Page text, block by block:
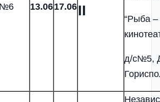
13.0617.06II
“Рыба
д/с№5,